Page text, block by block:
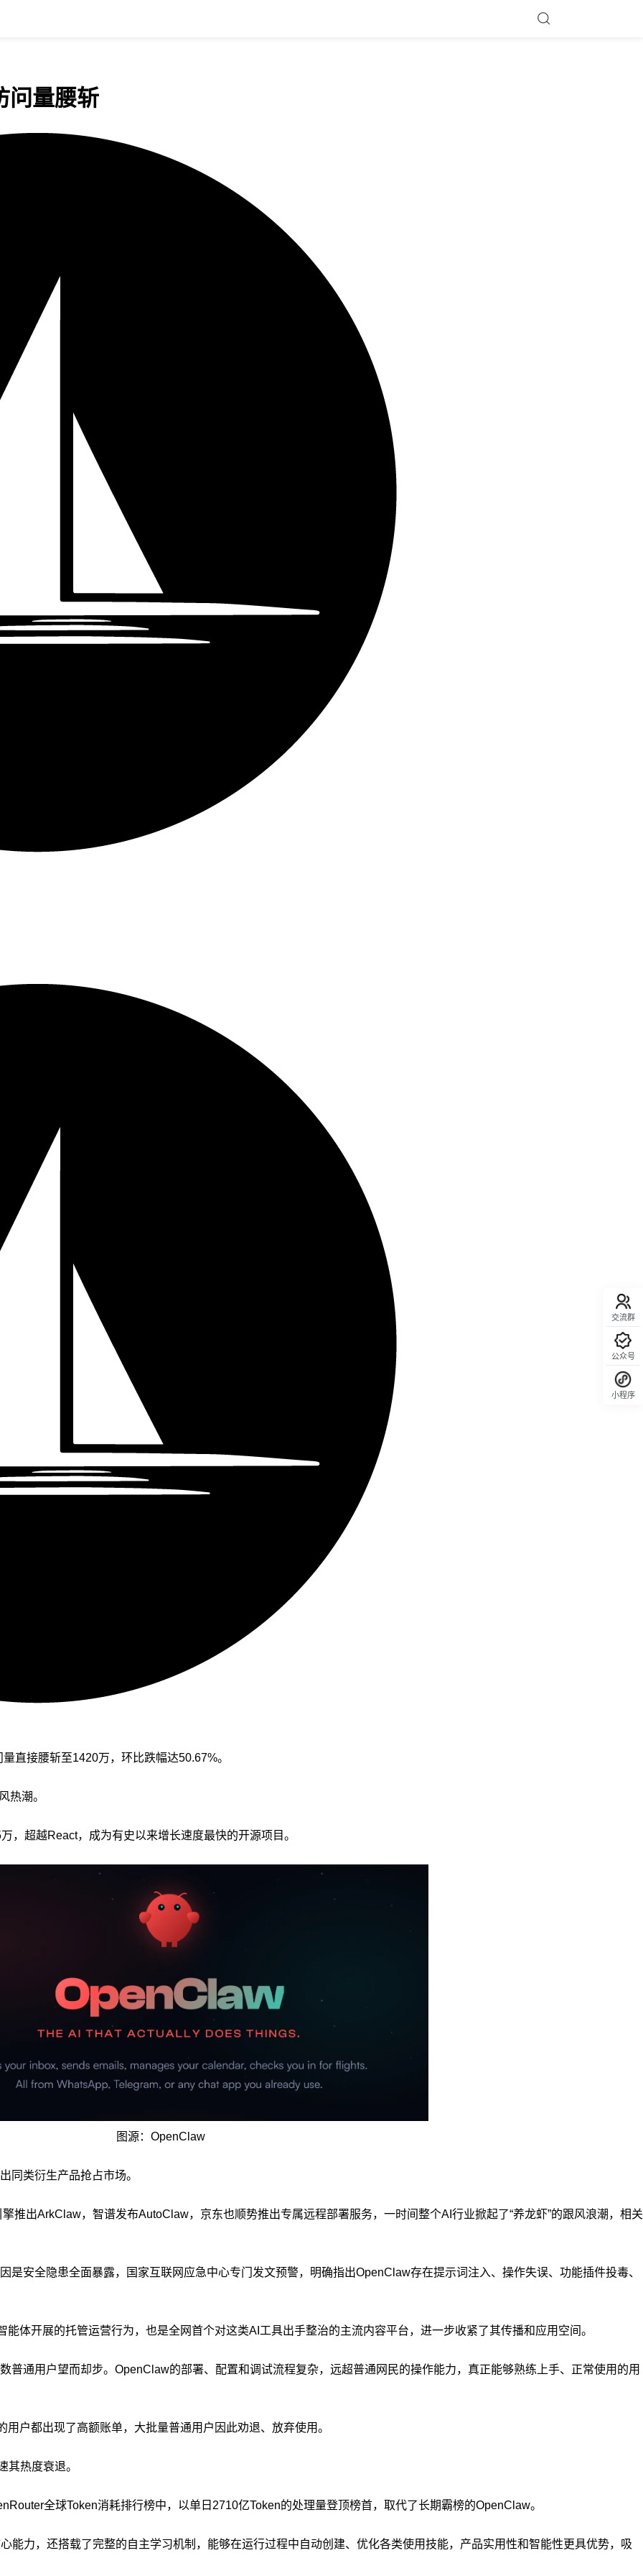
问量腰斩
直接腰斩至1420万，环比跌幅达50.67%。
热潮。
，超越React，成为有史以来增长速度最快的开源项目。
图源：OpenClaw
同类衍生产品抢占市场。
推出ArkClaw，智谱发布AutoClaw，京东也顺势推出专属远程部署服务，一时间整个AI行业掀起了“养龙虾”的跟风浪潮，相关
安全隐患全面暴露，国家互联网应急中心专门发文预警，明确指出OpenClaw存在提示词注入、操作失误、功能插件投毒、
体开展的托管运营行为，也是全网首个对这类AI工具出手整治的主流内容平台，进一步收紧了其传播和应用空间。
普通用户望而却步。OpenClaw的部署、配置和调试流程复杂，远超普通网民的操作能力，真正能够熟练上手、正常使用的用
户都出现了高额账单，大批量普通用户因此劝退、放弃使用。
热度衰退。
全球Token消耗排行榜中，以单日2710亿Token的处理量登顶榜首，取代了长期霸榜的OpenClaw。
能力，还搭载了完整的自主学习机制，能够在运行过程中自动创建、优化各类使用技能，产品实用性和智能性更具优势，吸
交流群
公众号
小程序